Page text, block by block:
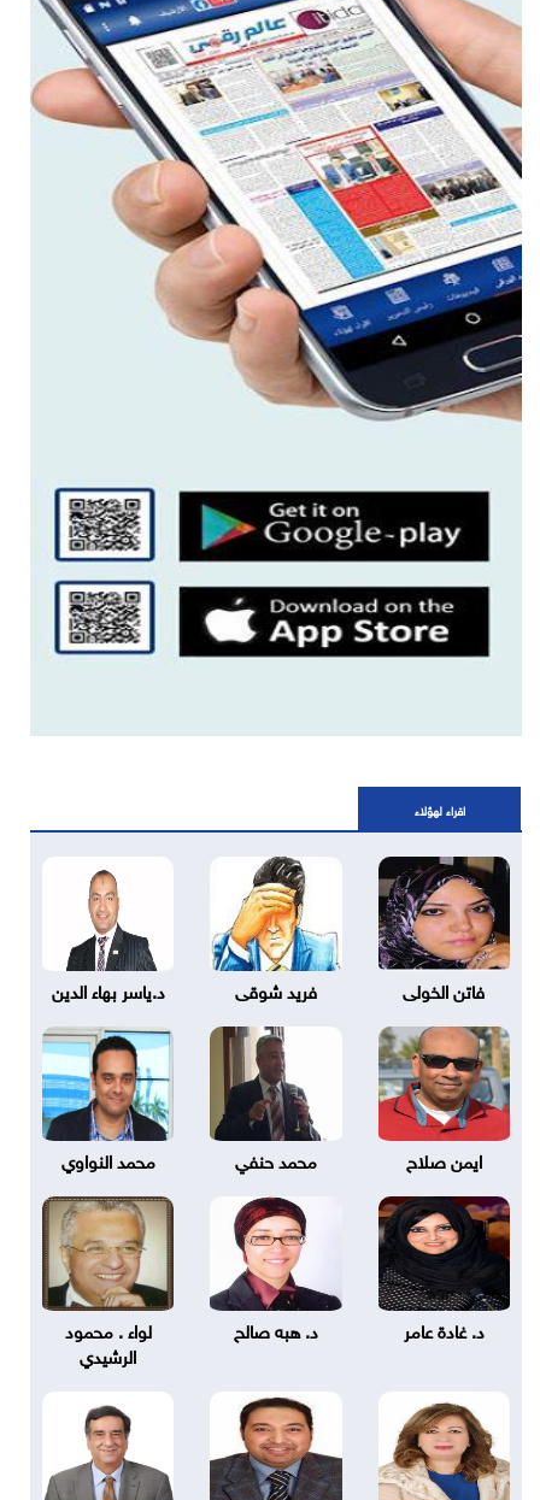
اقراء لهؤلاء
فاتن الخولى فريد شوقى د.ياسر بهاء الدين
ايمن صلاح محمد حنفي محمد النواوي
د. غادة عامر د. هبه صالح
لواء . محمود
الرشيدي